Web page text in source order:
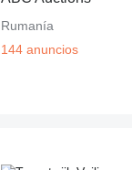
Rumanía
144 anuncios